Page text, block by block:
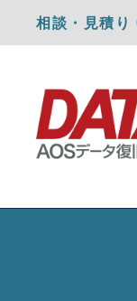
相談・見積